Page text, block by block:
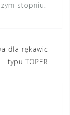
stopniu.
dla rękawic
typu TOPER